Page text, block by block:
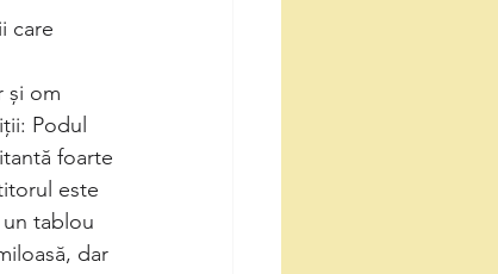
care
și om
Podul
foarte
este
tablou
dar